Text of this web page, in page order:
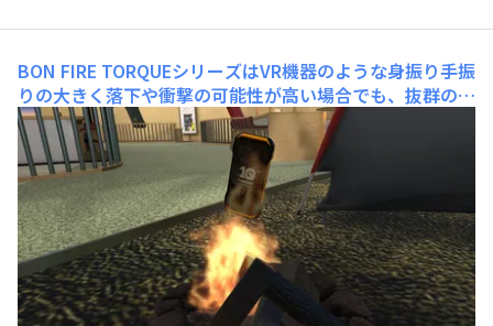
BON FIRE TORQUEシリーズはVR機器のような身振り手振
りの大きく落下や衝撃の可能性が高い場合でも、抜群の使
いやすさでとても助かっております